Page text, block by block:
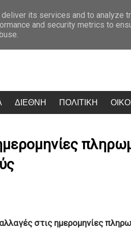
Νέα Αριστερα Σάλος στην
ΔΙΕΘΝΗ ΠΟΛΙΤΙΚΗ
στις ημερομηνίες
its services and to analyze
and security metrics to